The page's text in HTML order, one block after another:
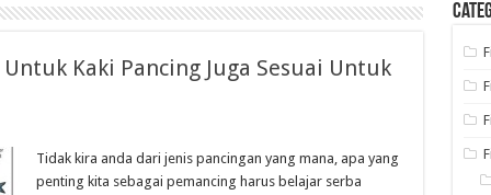
Kaki Pancing Juga Sesuai Untuk
Tidak kira anda dari jenis pancingan yang mana, apa yang
penting kita sebagai pemancing harus belajar serba